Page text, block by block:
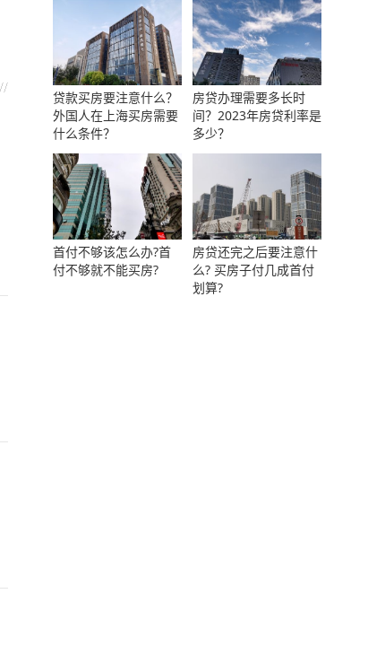
贷款买房要注意什么？
外国人在上海买房需要
什么条件？
房贷办理需要多长时
间？2023年房贷利率是
多少？
首付不够该怎么办?首
付不够就不能买房?
房贷还完之后要注意什
么? 买房子付几成首付
划算?